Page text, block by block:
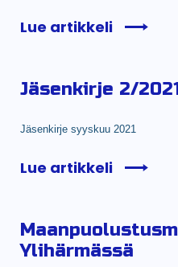
Lue artikkeli
Jäsenkirje 2/
Jäsenkirje syyskuu 2021
Lue artikkeli
Ylihärmässä